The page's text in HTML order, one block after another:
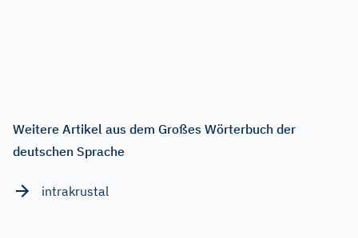
Weitere Artikel aus dem Großes Wörterbuch der
deutschen Sprache
intrakrustal